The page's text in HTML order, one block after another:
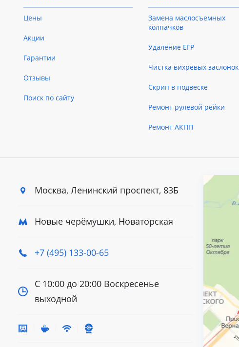
Цены
Акции
Гарантии
Отзывы
Поиск по сайту
Замена маслосъемных
колпачков
Удаление ЕГР
Чистка вихревых заслонок
Скрип в подвеске
Ремонт рулевой рейки
Ремонт АКПП
Москва, Ленинский проспект, 83Б
Новые черёмушки, Новаторская
+7 (495) 133-00-65
С 10:00 до 20:00 Воскресенье
выходной